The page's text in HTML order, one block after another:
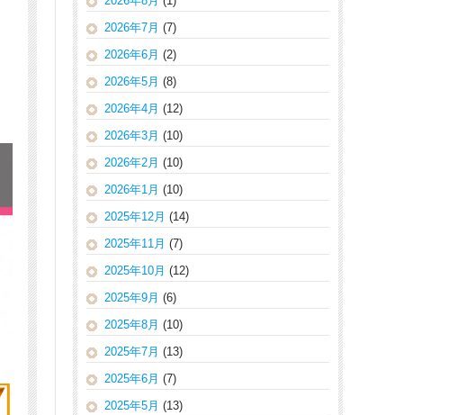
2026年7月 (7)
2026年6月 (2)
2026年5月 (8)
2026年4月 (12)
2026年3月 (10)
2026年2月 (10)
2026年1月 (10)
2025年12月 (14)
2025年11月 (7)
2025年10月 (12)
2025年9月 (6)
2025年8月 (10)
2025年7月 (13)
2025年6月 (7)
2025年5月 (13)